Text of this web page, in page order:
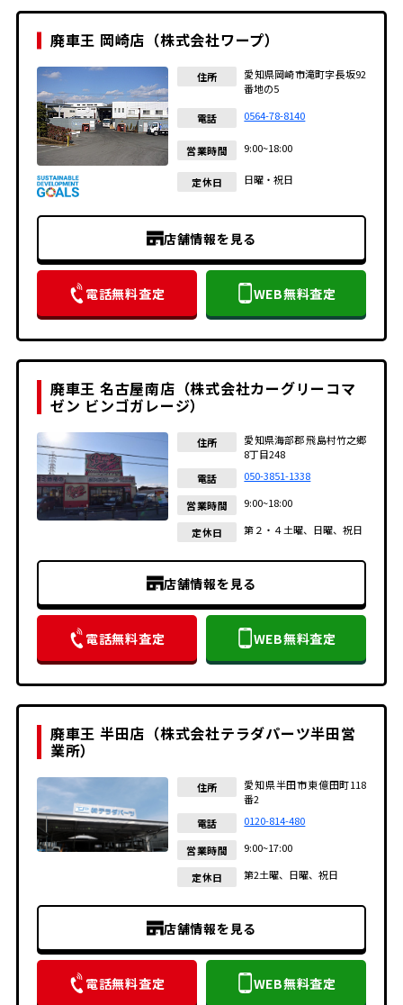
廃車王 岡崎店（株式会社ワープ）
住所
愛知県岡崎市滝町字長坂92
番地の5
電話 0564-78-8140
営業時間 9:00~18:00
定休日 日曜・祝日
店舗情報を見る
電話無料査定 WEB無料査定
廃車王 名古屋南店（株式会社カーグリーコマ
ゼン ビンゴガレージ）
住所
愛知県海部郡 飛島村竹之郷
8丁目248
電話
050-3851-1338
営業時間 9:00~18:00
定休日 第２・４土曜、日曜、祝日
店舗情報を見る
電話無料査定 WEB無料査定
廃車王 半田店（株式会社テラダパーツ半田営
業所）
住所
愛知県半田市東億田町118
番2
電話
0120-814-480
営業時間 9:00~17:00
定休日 第2土曜、日曜、祝日
店舗情報を見る
電話無料査定 WEB無料査定